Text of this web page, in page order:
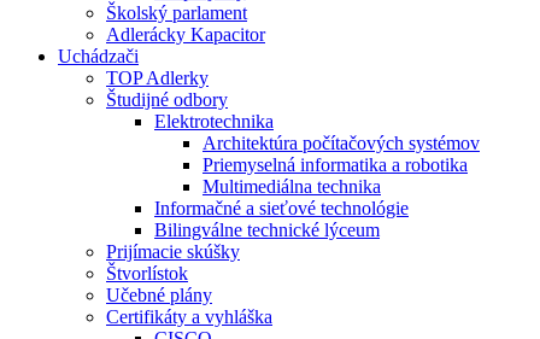
Školský parlament
Adlerácky Kapacitor
Uchádzači
TOP Adlerky
Študijné odbory
Elektrotechnika
Architektúra počítačových systémov
Priemyselná informatika a robotika
Multimediálna technika
Informačné a sieťové technológie
Bilingválne technické lýceum
Prijímacie skúšky
Štvorlístok
Učebné plány
Certifikáty a vyhláška